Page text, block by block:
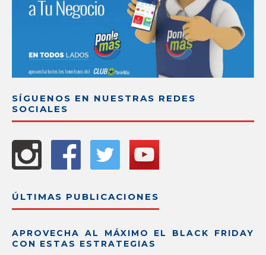
SÍGUENOS EN NUESTRAS REDES
SOCIALES
ÚLTIMAS PUBLICACIONES
APROVECHA AL MÁXIMO EL BLACK FRIDAY
CON ESTAS ESTRATEGIAS